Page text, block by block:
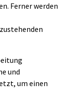
Ferner werden
und
um einen